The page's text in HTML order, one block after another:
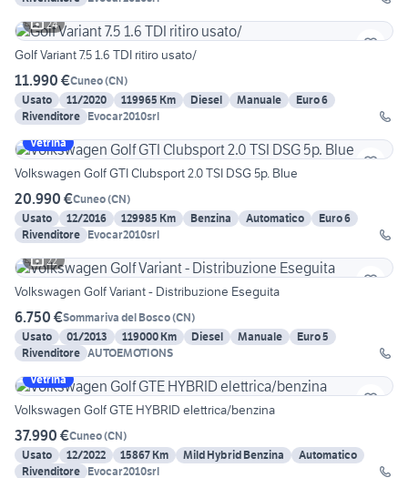
24
Golf Variant 7.5 1.6 TDI ritiro usato/
11.990 €Cuneo(CN)
Usato
11/2020 119965 Km Diesel Manuale
Euro 6
Rivenditore Evocar2010srl
Vetrina
Volkswagen Golf GTI Clubsport 2.0 TSI DSG 5p. Blue
20.990 €Cuneo(CN)
Usato
12/2016 129985 Km Benzina Automatico
Euro 6
Rivenditore Evocar2010srl
22
Volkswagen Golf Variant - Distribuzione Eseguita
6.750 €Sommariva del Bosco(CN)
Usato
01/2013 119000 Km Diesel Manuale
Euro 5
Rivenditore AUTOEMOTIONS
Vetrina
Volkswagen Golf GTE HYBRID elettrica/benzina
37.990 €Cuneo(CN)
Usato
12/2022 15867 Km Mild Hybrid Benzina
Automatico
Rivenditore Evocar2010srl